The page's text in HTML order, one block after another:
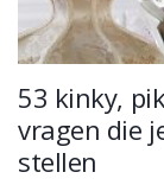
53 kinky,
vragen die
stellen